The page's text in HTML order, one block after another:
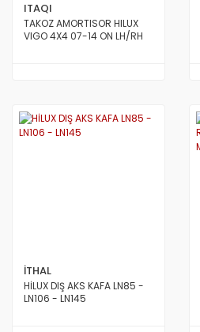
ITAQI
TAKOZ AMORTISOR HILUX
VIGO 4X4 07-14 ON LH/RH
İTHAL
HİLUX DIŞ AKS KAFA LN85 -
LN106 - LN145